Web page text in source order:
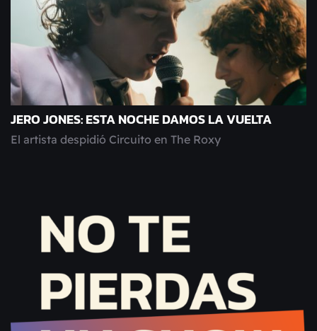
JERO JONES: ESTA NOCHE DAMOS LA VUELTA
El artista despidió Circuito en The Roxy